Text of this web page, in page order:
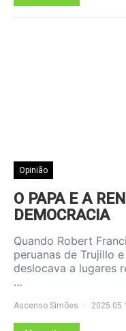
Opinião
O PAPA E A
DEMOCRACIA
Quando Robert
peruanas de Trujillo
deslocava a lugares
…
Ascenso Simões